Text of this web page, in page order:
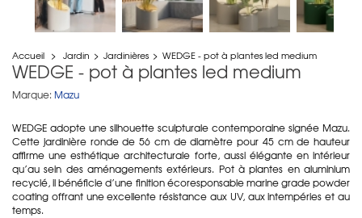
Accueil > Jardin > Jardinières > WEDGE - pot à plantes led medium
WEDGE - pot à plantes led medium
Marque: Mazu
WEDGE adopte une silhouette sculpturale contemporaine signée Mazu.
Cette jardinière ronde de 56 cm de diamètre pour 45 cm de hauteur
affirme une esthétique architecturale forte, aussi élégante en intérieur
qu’au sein des aménagements extérieurs. Pot à plantes en aluminium
recyclé, il bénéficie d’une finition écoresponsable marine grade powder
coating offrant une excellente résistance aux UV, aux intempéries et au
temps.